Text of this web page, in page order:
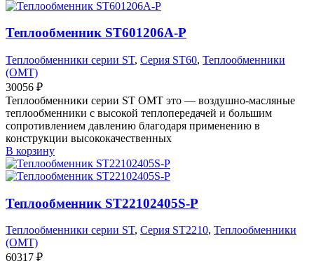
Теплообменник ST601206A-P
Теплообменники серии ST, Серия ST60, Теплообменники
(OMT)
30056 ₽
Теплообменники серии ST OMT это — воздушно-масляные
теплообменники с высокой теплопередачей и большим
сопротивлением давлению благодаря применению в
конструкции высококачественных
В корзину
Теплообменник ST22102405S-P
Теплообменники серии ST, Серия ST2210, Теплообменники
(OMT)
60317 ₽